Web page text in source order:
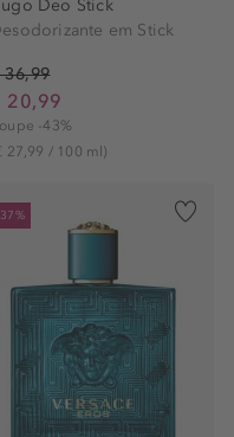
Deo Stick
em Stick
36,99
20,99
-43%
27,99 / 100 ml)